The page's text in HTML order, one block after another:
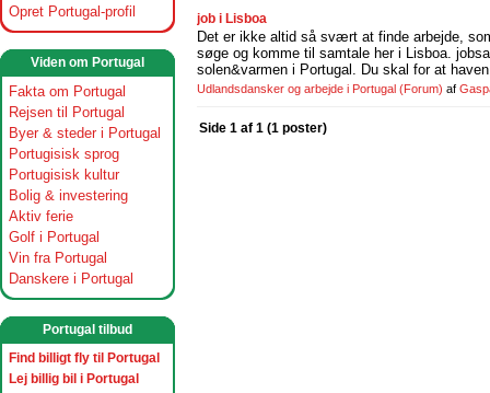
Opret Portugal-profil
Viden om Portugal
Fakta om Portugal
Rejsen til Portugal
Byer & steder i Portugal
Portugisisk sprog
Portugisisk kultur
Bolig & investering
Aktiv ferie
Golf i Portugal
Vin fra Portugal
Danskere i Portugal
Portugal tilbud
Find billigt fly til Portugal
Lej billig bil i Portugal
job i Lisboa
Det er ikke altid så svært at finde arbejde,
søge og komme til samtale her i Lisboa.
solen&varmen i Portugal. Du skal for at
Udlandsdansker og arbejde i Portugal (Forum) af
Side 1 af 1 (1 poster)